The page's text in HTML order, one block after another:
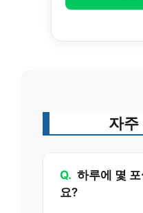
자주
Q. 하루에 몇
요?